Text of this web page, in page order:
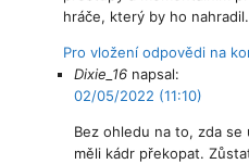
hráče, který by ho nahradil.
Pro vložení odpovědi na
Dixie_16 napsal:
02/05/2022 (11:10)
Bez ohledu na to, zda
měli kádr překopat.